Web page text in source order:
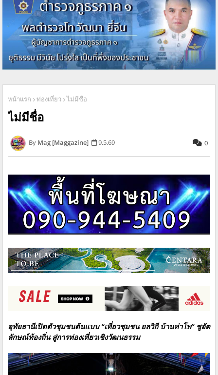
หน้าแรก ท่องเที่ยว ไม่มีชื่อ
ไม่มีชื่อ
Mag [Maggazine] 9.5.69 0
อุทัยธานีเปิดตัวชุมชนต้นแบบ “เที่ยวชุมชน ยลวิถี บ้านท่าโพ” ชูอัต
ลักษณ์ท้องถิ่น สู่การท่องเที่ยวเชิงวัฒนธรรม